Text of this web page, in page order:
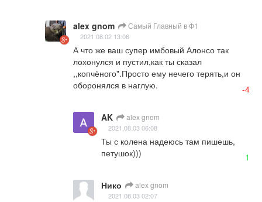
alex gnom Самый Главный в Ф1
2021.08.02 13:06
А что же ваш супер имбовый Алонсо так
лохонулся и пустил,как ты сказал
,,копчёного".Просто ему нечего терять,и он
оборонялся в наглую.
-4
AK alex gnom
2021.08.03 06:08
Ты с колена надеюсь там пишешь,
петушок)))
1
Нико alex gnom
2021.08.03 02:07